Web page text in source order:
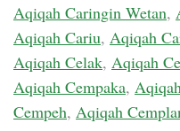
Aqiqah Caringin Wetan,
Aqiqah Cariu, Aqiqah
Aqiqah Celak, Aqiqah
Aqiqah Cempaka,
Cempeh, Aqiqah